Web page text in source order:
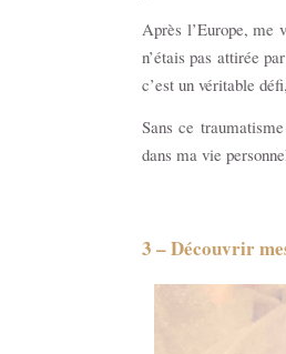
Après l’Europe, me
n’étais pas attirée
c’est un véritable
Sans ce
dans ma vie
3 – Découvrir